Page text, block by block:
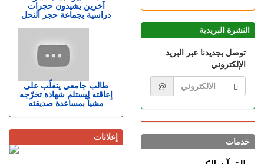
آخرين يشيدون حجرات
دراسية بجماعة حجر النحل
طالب جامعي يتغلّب على
إعاقته ليستلم شهادة تخرّجه
مشياً بمساعدة صديقته
تدحض مزاعم بشأن غياب
الخميس 06 غشت | 11:26
إسبانيا.. القضاء يحقق في عدم
تفاعل حكومة سانشيز مع
تحذيرات مخابراتية العبور
الأربعاء 05 غشت | 23:07
في تخصصات مختلفة.. المختبر
الوطني للشرطة العلمية يتوج
تابعنا على فيسبوك
النشرة البريدية
توصل بجديدنا عبر البريد
@